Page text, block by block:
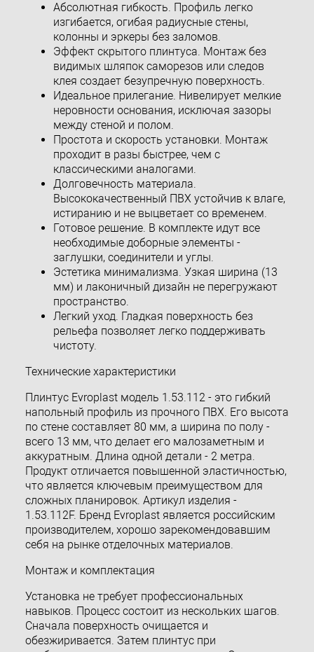
Абсолютная гибкость. Профиль легко
изгибается, огибая радиусные стены,
колонны и эркеры без заломов.
Эффект скрытого плинтуса. Монтаж без
видимых шляпок саморезов или следов
клея создает безупречную поверхность.
Идеальное прилегание. Нивелирует мелкие
неровности основания, исключая зазоры
между стеной и полом.
Простота и скорость установки. Монтаж
проходит в разы быстрее, чем с
классическими аналогами.
Долговечность материала.
Высококачественный ПВХ устойчив к влаге,
истиранию и не выцветает со временем.
Готовое решение. В комплекте идут все
необходимые доборные элементы -
заглушки, соединители и углы.
Эстетика минимализма. Узкая ширина (13
мм) и лаконичный дизайн не перегружают
пространство.
Легкий уход. Гладкая поверхность без
рельефа позволяет легко поддерживать
чистоту.
Технические характеристики
Плинтус Evroplast модель 1.53.112 - это гибкий
напольный профиль из прочного ПВХ. Его высота
по стене составляет 80 мм, а ширина по полу -
всего 13 мм, что делает его малозаметным и
аккуратным. Длина одной детали - 2 метра.
Продукт отличается повышенной эластичностью,
что является ключевым преимуществом для
сложных планировок. Артикул изделия -
1.53.112F. Бренд Evroplast является российским
производителем, хорошо зарекомендовавшим
себя на рынке отделочных материалов.
Монтаж и комплектация
Установка не требует профессиональных
навыков. Процесс состоит из нескольких шагов.
Сначала поверхность очищается и
обезжиривается. Затем плинтус при